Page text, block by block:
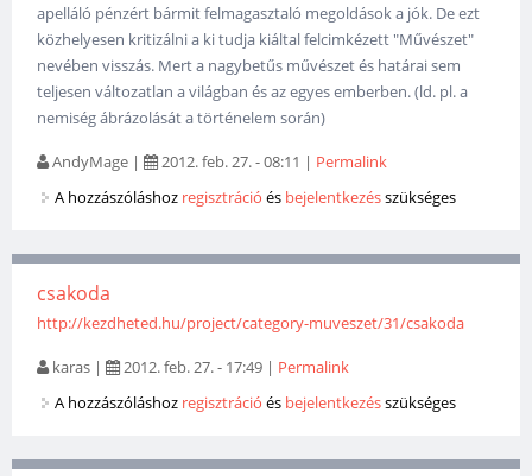
apelláló pénzért bármit felmagasztaló megoldások a jók. De ezt
közhelyesen kritizálni a ki tudja kiáltal felcimkézett "Művészet"
nevében visszás. Mert a nagybetűs művészet és határai sem
teljesen változatlan a világban és az egyes emberben. (ld. pl. a
nemiség ábrázolását a történelem során)
AndyMage | 2012. feb. 27. - 08:11 | Permalink
A hozzászóláshoz regisztráció és bejelentkezésszükséges
csakoda
http://kezdheted.hu/project/category-muveszet/31/csakoda
karas | 2012. feb. 27. - 17:49 | Permalink
A hozzászóláshoz regisztráció és bejelentkezésszükséges